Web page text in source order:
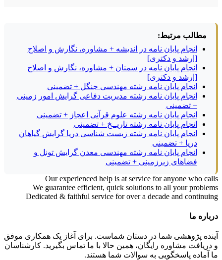
مطالب مرتبط:
انجام پایان نامه در اندیشه + مشاوره، نگارش و اصلاح
[ارشد و دکتری]
انجام پایان نامه در سمنان + مشاوره، نگارش و اصلاح
[ارشد و دکتری]
انجام پایان نامه رشته مهندسی جنگل + تضمینی
انجام پایان نامه رشته مدیریت دفاعی گرایش امور زمینی
+ تضمینی
انجام پایان نامه رشته علوم قرآنی اعجاز + تضمینی
انجام پایان نامه رشته تاریــخ + تضمینی
انجام پایان نامه رشته زیست شناسی دریا گرایش گیاهان
دریا + تضمینی
انجام پایان نامه رشته مهندسی معدن گرایش تونل و
فضاهای زیرزمینی + تضمینی
Our experienced help is at service for anyone who calls
We guarantee efficient, quick solutions to all your problems
Dedicated & faithful service for over a decade and continuing
درباره ما
آینده پژوهشی شما در دستان شماست. برای آغاز یک همکاری موفق
و دریافت مشاوره رایگان، همین حالا با ما تماس بگیرید. کارشناسان
ما آماده پاسخگویی به سوالات شما هستند.